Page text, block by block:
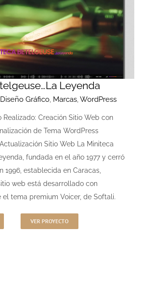
Leyenda
Diseño Gráfico, Marcas,WordPress
Realizado: Creación Sitio Web con
de Tema WordPress
Sitio Web La Miniteca
fundada en el año 1977 y cerró
1996, establecida en Caracas,
web está desarrollado con
el tema premium Voicer, de Softali.
VER PROYECTO